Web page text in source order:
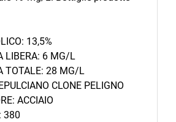
13,5%
LIBERA: 6 MG/L
TOTALE: 28 MG/L
CLONE PELIGNO
ACCIAIO
380